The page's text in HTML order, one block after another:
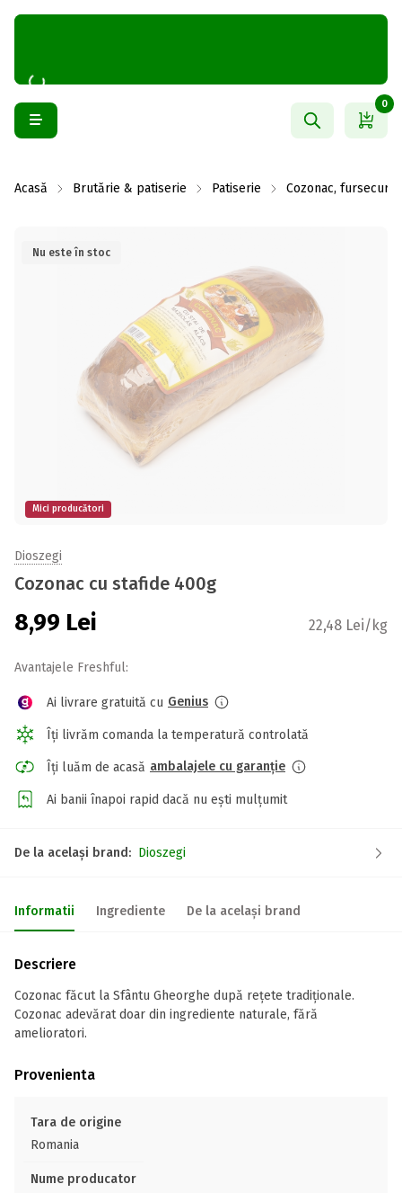
0
Acasă Brutărie & patiserie Patiserie Cozonac, fursecuri
Nu este în stoc
Mici producători
Dioszegi
Cozonac cu stafide 400g
8,99 Lei 22,48 Lei/kg
Avantajele Freshful:
Ai livrare gratuită cu Genius
Îți livrăm comanda la temperatură controlată
Îți luăm de acasă ambalajele cu garanție
Ai banii înapoi rapid dacă nu ești mulțumit
De la același brand: Dioszegi
Informatii Ingrediente De la același brand
Descriere
Cozonac făcut la Sfântu Gheorghe după rețete tradiționale.
Cozonac adevărat doar din ingrediente naturale, fără
amelioratori.
Provenienta
Tara de origine
Romania
Nume producator